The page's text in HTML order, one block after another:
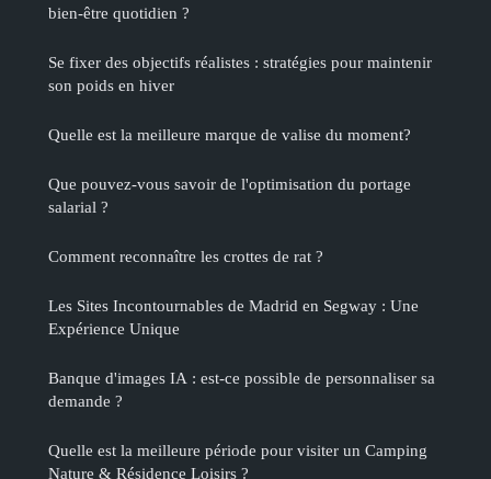
bien-être quotidien ?
Se fixer des objectifs réalistes : stratégies pour maintenir
son poids en hiver
Quelle est la meilleure marque de valise du moment?
Que pouvez-vous savoir de l'optimisation du portage
salarial ?
Comment reconnaître les crottes de rat ?
Les Sites Incontournables de Madrid en Segway : Une
Expérience Unique
Banque d'images IA : est-ce possible de personnaliser sa
demande ?
Quelle est la meilleure période pour visiter un Camping
Nature & Résidence Loisirs ?